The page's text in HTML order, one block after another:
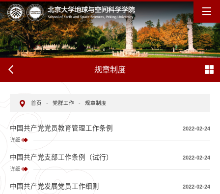
规章制度
首页 - 党群工作 - 规章制度
中国共产党党员教育管理工作条例
2022-02-24
详细
中国共产党支部工作条例（试行）
2022-02-24
详细
中国共产党发展党员工作细则
2022-02-24